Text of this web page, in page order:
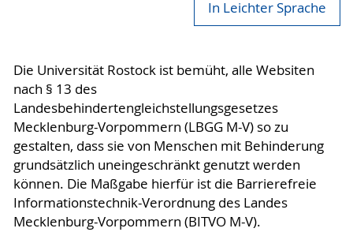
In Leichter Sprache
Die Universität Rostock ist bemüht, alle Websiten
nach § 13 des
Landesbehindertengleichstellungsgesetzes
Mecklenburg-Vorpommern (LBGG M-V) so zu
gestalten, dass sie von Menschen mit Behinderung
grundsätzlich uneingeschränkt genutzt werden
können. Die Maßgabe hierfür ist die Barrierefreie
Informationstechnik-Verordnung des Landes
Mecklenburg-Vorpommern (BITVO M-V).